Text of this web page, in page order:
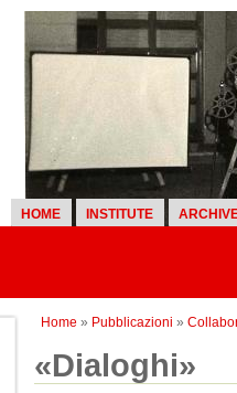
HOME INSTITUTE
Home » Pubblicazioni »
«Dialoghi»